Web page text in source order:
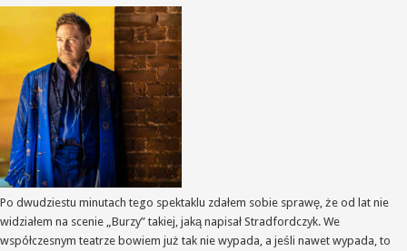
Po dwudziestu minutach tego spektaklu zdałem sobie sprawę, że od lat nie
widziałem na scenie „Burzy” takiej, jaką napisał Stradfordczyk. We
współczesnym teatrze bowiem już tak nie wypada, a jeśli nawet wypada, to